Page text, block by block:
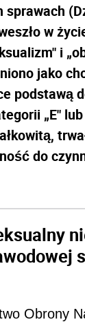
sprawach
w
i
jako
podstawą
„E" lub
do
Obrony